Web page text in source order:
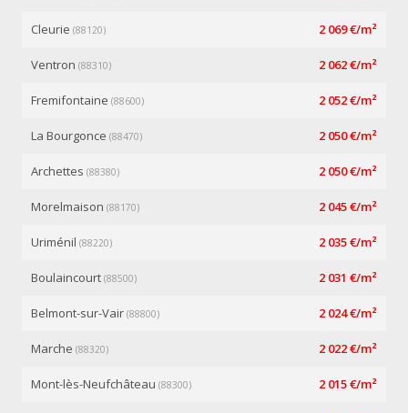
Cleurie (88120) 2 069 €/m²
Ventron (88310) 2 062 €/m²
Fremifontaine (88600) 2 052 €/m²
La Bourgonce (88470) 2 050 €/m²
Archettes (88380) 2 050 €/m²
Morelmaison (88170) 2 045 €/m²
Uriménil (88220) 2 035 €/m²
Boulaincourt (88500) 2 031 €/m²
Belmont-sur-Vair (88800) 2 024 €/m²
Marche (88320) 2 022 €/m²
Mont-lès-Neufchâteau (88300) 2 015 €/m²